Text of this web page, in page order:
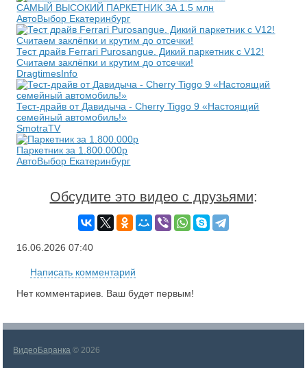
САМЫЙ ВЫСОКИЙ ПАРКЕТНИК ЗА 1.5 млн
АвтоВыбор Екатеринбург
Тест драйв Ferrari Purosangue. Дикий паркетник с V12!
Считаем заклёпки и крутим до отсечки!
DragtimesInfo
Тест-драйв от Давидыча - Cherry Tiggo 9 «Настоящий
семейный автомобиль!»
SmotraTV
Паркетник за 1.800.000р
АвтоВыбор Екатеринбург
Обсудите это видео с друзьями:
16.06.2026 07:40
Написать комментарий
Нет комментариев. Ваш будет первым!
ВидеоБаранка © 2026